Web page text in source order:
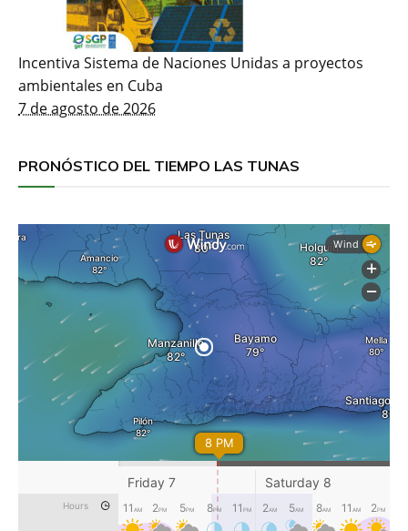
Incentiva Sistema de Naciones Unidas a proyectos
ambientales en Cuba
7 de agosto de 2026
PRONÓSTICO DEL TIEMPO LAS TUNAS